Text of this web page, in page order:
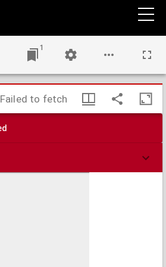
en foto's over de toepassing van den 60jarigen
titr. b/d Geneesk. Dienst d. Landm. 1864-1924
1
to fetch